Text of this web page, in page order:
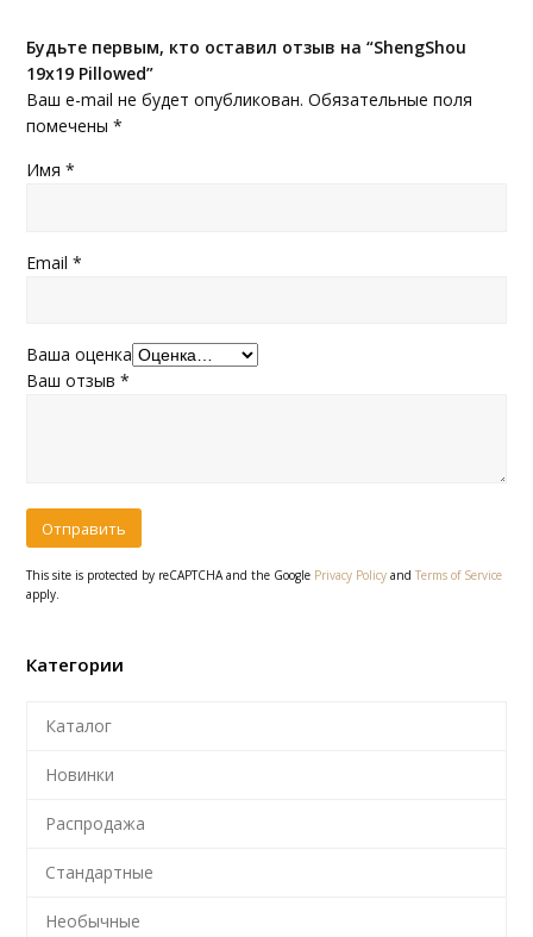
Будьте первым, кто оставил отзыв на “ShengShou
19x19 Pillowed”
Ваш e-mail не будет опубликован. Обязательные поля
помечены*
Имя*
Email*
Ваша оценка
Ваш отзыв*
This site is protected by reCAPTCHA and the Google Privacy Policy andTerms of Service
apply.
Категории
Каталог
Новинки
Распродажа
Стандартные
Необычные